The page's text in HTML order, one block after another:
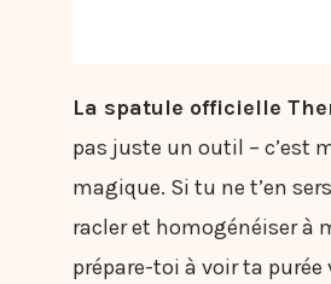
La spatule officielle
pas juste un outil – c’est
magique. Si tu ne t’en
racler et homogénéiser à
prépare-toi à voir ta purée